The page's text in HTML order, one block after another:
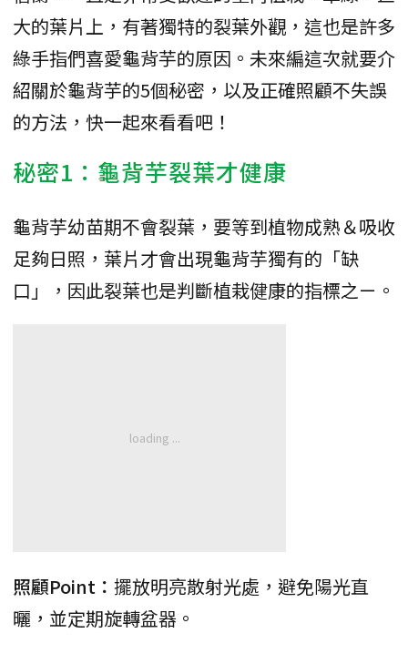
大的葉片上，有著獨特的裂葉外觀，這也是許多
綠手指們喜愛龜背芋的原因。未來編這次就要介
紹關於龜背芋的5個秘密，以及正確照顧不失誤
的方法，快一起來看看吧！
秘密1：龜背芋裂葉才健康
龜背芋幼苗期不會裂葉，要等到植物成熟＆吸收
足夠日照，葉片才會出現龜背芋獨有的「缺
口」，因此裂葉也是判斷植栽健康的指標之ㄧ。
照顧Point： 擺放明亮散射光處，避免陽光直
曬，並定期旋轉盆器。